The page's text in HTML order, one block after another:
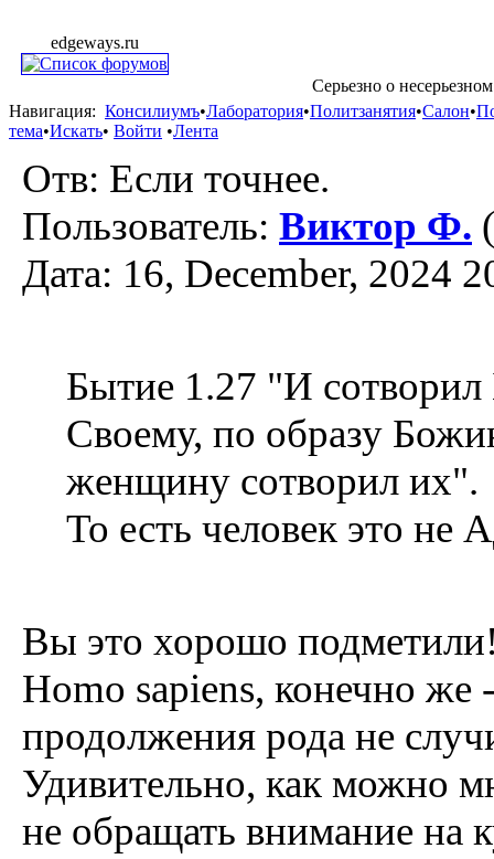
edgeways.ru
Серьезно о
Навигация: Консилиумъ•Лаборатория•Политзанятия•Салон•
тема•Искать• Войти •Лента
Отв: Если точнее.
Пользователь: Виктор Ф.
Дата: 16, December, 2024
Бытие 1.27 "И сотворил
Своему, по образу
женщину сотворил их".
То есть человек это
Вы это хорошо
Homo sapiens, конечно
продолжения рода не
Удивительно, как можно
не обращать внимание на